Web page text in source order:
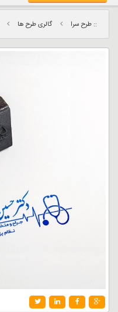
:: طرح سرا گالری طرح ها